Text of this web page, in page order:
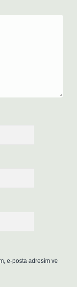
e-posta adresim ve